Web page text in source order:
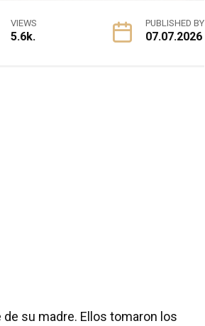
VIEWS
5.6k.
PUBLISHED BY
07.07.2026
su madre. Ellos tomaron los